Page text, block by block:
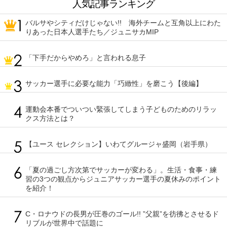
人気記事ランキング
バルサやシティだけじゃない!! 海外チームと互角以上にわた
りあった日本人選手たち／ジュニサカMIP
「下手だからやめろ」と言われる息子
サッカー選手に必要な能力「巧緻性」を磨こう【後編】
運動会本番でついつい緊張してしまう子どものためのリラッ
クス方法とは？
【ユース セレクション】いわてグルージャ盛岡（岩手県）
「夏の過ごし方次第でサッカーが変わる」。生活・食事・練
習の3つの観点からジュニアサッカー選手の夏休みのポイント
を紹介！
C・ロナウドの長男が圧巻のゴール!! ”父親”を彷彿とさせるド
リブルが世界中で話題に